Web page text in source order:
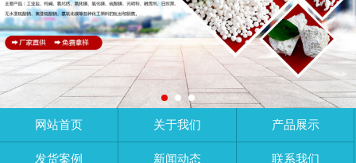
联系我们
网站首页 关于我们 产品展示
发货案例 新闻动态 联系我们